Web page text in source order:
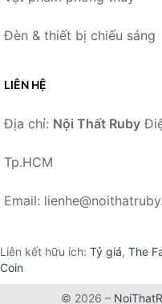
Đèn & thiết bị chiếu sáng
LIÊN HỆ
Địa chỉ: Nội Thất Ruby
Tp.HCM
Email:
Liên kết hữu ích: Tỷ giá, The
Coin
© 2026 –